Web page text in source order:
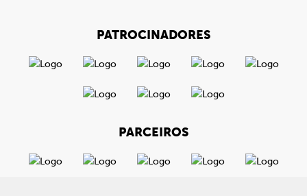
PATROCINADORES
PARCEIROS